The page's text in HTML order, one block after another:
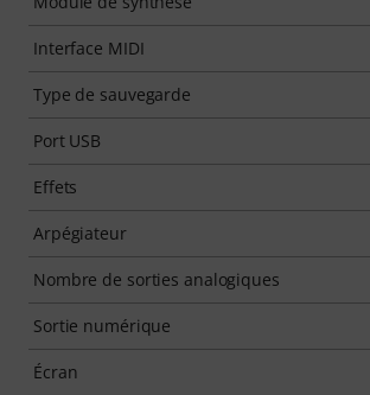
Interface MIDI
Type de sauvegarde
Port USB
Effets
Arpégiateur
Nombre de sorties analogiques
Sortie numérique
Écran